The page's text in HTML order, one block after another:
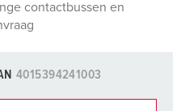
contactbussen en
4015394241003